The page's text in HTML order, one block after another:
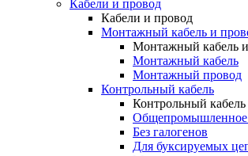
Кабели и провод
Кабели и провод
Монтажный кабель и
Монтажный кабель
Монтажный кабель
Монтажный провод
Контрольный кабель
Контрольный кабель
Общепромышленное
Без галогенов
Для буксируемых